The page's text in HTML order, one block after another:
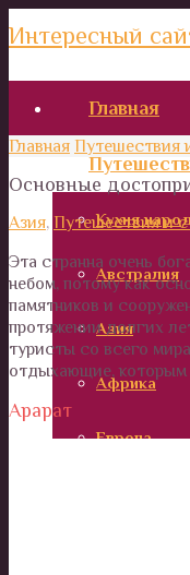
Интересный
Главная
Кухня
Австралия
Азия
Африка
Европа
Главная Путешествия
Основные
Азия, Путешествия и
Эта странна очень
небом, потому как
памятников и
протяжении долгих
туристы со всего
отдыхающие, которым
Арарат